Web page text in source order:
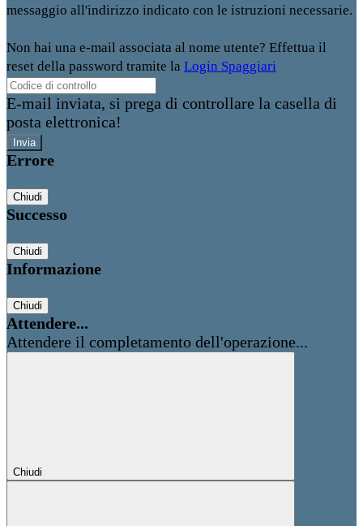
messaggio all'indirizzo indicato con le istruzioni necessarie.
Non hai una e-mail associata al nome utente? Effettua il
reset della password tramite la Login Spaggiari
E-mail inviata, si prega di controllare la casella di
posta elettronica!
Errore
Chiudi
Successo
Chiudi
Informazione
Chiudi
Attendere...
Attendere il completamento dell'operazione...
Chiudi